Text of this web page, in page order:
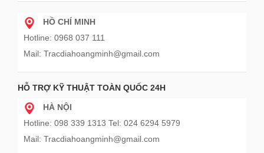
HỒ CHÍ MINH
Hotline: 0968 037 111
Mail: Tracdiahoangminh@gmail.com
HỖ TRỢ KỸ THUẬT TOÀN QUỐC 24H
HÀ NỘI
Hotline: 098 339 1313 Tel: 024 6294 5979
Mail: Tracdiahoangminh@gmail.com